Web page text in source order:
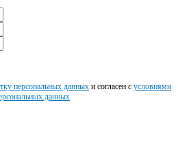
персональных данных и согласен с условиями
данных